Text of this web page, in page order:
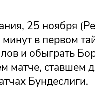
25 ноября
в первом
и обыграть
матче, ставшем
Бундеслиги.